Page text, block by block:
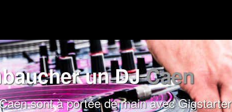
un DJCaen
sont à portée de main avec Gigstarter